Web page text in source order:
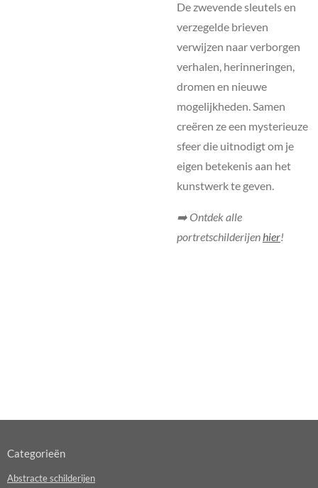
De zwevende sleutels en
verzegelde brieven
verwijzen naar verborgen
verhalen, herinneringen,
dromen en nieuwe
mogelijkheden. Samen
creëren ze een mysterieuze
sfeer die uitnodigt om je
eigen betekenis aan het
kunstwerk te geven.
➡️ Ontdek alle
portretschilderijenhier!
Categorieën
Abstracte schilderijen